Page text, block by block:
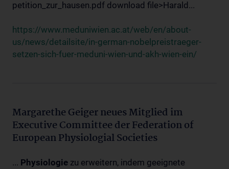
petition_zur_hausen.pdf download file>Harald...
https://www.meduniwien.ac.at/web/en/about-
us/news/detailsite/in-german-nobelpreistraeger-
setzen-sich-fuer-meduni-wien-und-akh-wien-ein/
Margarethe Geiger neues Mitglied im
Executive Committee der Federation of
European Physiologial Societies
... Physiologie zu erweitern, indem geeignete